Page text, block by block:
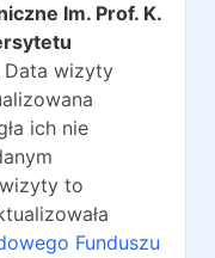
Im. Prof. K.
Data wizyty
ich nie
to
Funduszu